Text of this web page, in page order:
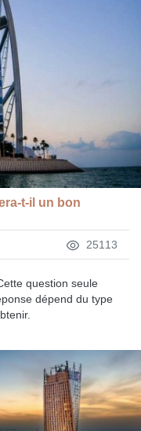
t-il un bon
25113
question seule
dépend du type